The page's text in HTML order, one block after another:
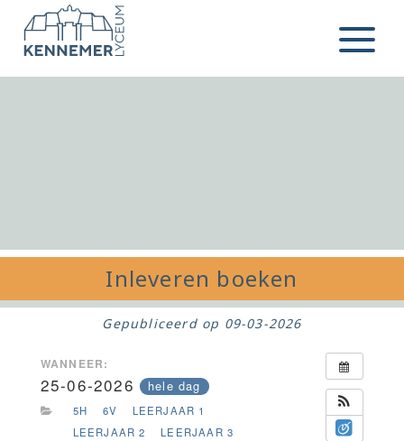
Ga naar de inhoud
Menu
Inleveren boeken
Gepubliceerd op 09-03-2026
WANNEER:
25-06-2026 hele dag
5H 6V
LEERJAAR 1
LEERJAAR 2
LEERJAAR 3